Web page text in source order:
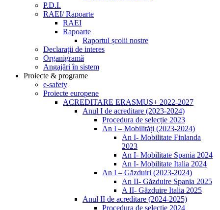
P.D.I.
RAEI/ Rapoarte
RAEI
Rapoarte
Raportul școlii nostre
Declarații de interes
Organigramă
Angajări în sistem
Proiecte & programe
e-safety
Proiecte europene
ACREDITARE ERASMUS+ 2022-2027
Anul I de acreditare (2023-2024)
Procedura de selecție 2023
An I – Mobilități (2023-2024)
An I- Mobilitate Finlanda
2023
An I- Mobilitate Spania 2024
An I- Mobilitate Italia 2024
An I – Găzduiri (2023-2024)
An II- Găzduire Spania 2025
A II- Găzduire Italia 2025
Anul II de acreditare (2024-2025)
Procedura de selecție 2024